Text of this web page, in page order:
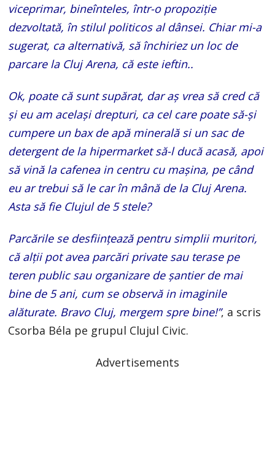
viceprimar, bineînteles, într-o propoziție
dezvoltată, în stilul politicos al dânsei. Chiar mi-a
sugerat, ca alternativă, să închiriez un loc de
parcare la Cluj Arena, că este ieftin..
Ok, poate că sunt supărat, dar aș vrea să cred că
și eu am același drepturi, ca cel care poate să-și
cumpere un bax de apă minerală si un sac de
detergent de la hipermarket să-l ducă acasă, apoi
să vină la cafenea in centru cu mașina, pe când
eu ar trebui să le car în mână de la Cluj Arena.
Asta să fie Clujul de 5 stele?
Parcările se desființează pentru simplii muritori,
că alții pot avea parcări private sau terase pe
teren public sau organizare de șantier de mai
bine de 5 ani, cum se observă in imaginile
alăturate. Bravo Cluj, mergem spre bine!”, a scris
Csorba Béla pe grupul Clujul Civic.
Advertisements